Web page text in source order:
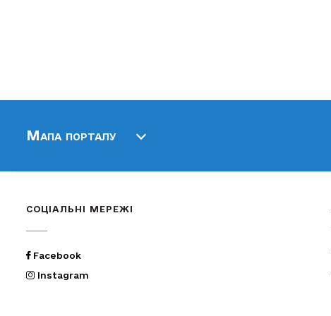
Мапа порталу
СОЦІАЛЬНІ МЕРЕЖІ
Facebook
Instagram